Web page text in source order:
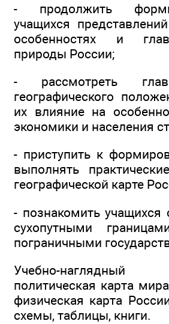
- продолжить
учащихся
особенностях и
природы России;
- рассмотреть
географического
их влияние на
экономики и населения
- приступить к
выполнять
географической карте
- познакомить
сухопутными
пограничными
Учебно-
политическая карта
физическая карта
схемы, таблицы, книги.